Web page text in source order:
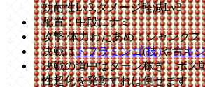
効耐性Lv3,ダメージ軽減Lv3
配置：中段にナミ
攻撃/体力わたあめ：シャンクス
決戦はドフラミンゴ(技)や青キジ
決戦の道中はターン稼ぎ、ボス
性超化を発動すれば倒せます